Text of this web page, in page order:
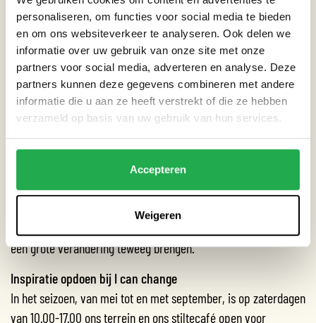
personaliseren, om functies voor social media te bieden
en om ons websiteverkeer te analyseren. Ook delen we
informatie over uw gebruik van onze site met onze
partners voor social media, adverteren en analyse. Deze
partners kunnen deze gegevens combineren met andere
informatie die u aan ze heeft verstrekt of die ze hebben
verzameld op basis van uw gebruik van hun services.
Accepteren
Weigeren
materiaal van koppelingen, slangen en kranen besparen.
Achtergrond project
I can change the world with my two hands werkt
laagdrempelig aan een betere wereld. Via projectinitiatieven
zoals de gft-inleverservice kan elke buurtbewoner heel
gemakkelijk een bijdrage leveren aan het buurtecosysteem dat
we hier vormgeven.
Met een open, onderzoekende opstelling werken we op ons
binnenterrein aan een blauwdruk voor ecologisch beheerde
binnenterreinen die navolging krijgt van lokale initiatieven
een grote verandering teweeg brengen.
Inspiratie opdoen bij I can change
In het seizoen, van mei tot en met september, is op zaterdagen
van 10.00-17.00 ons terrein en ons stiltecafé open voor